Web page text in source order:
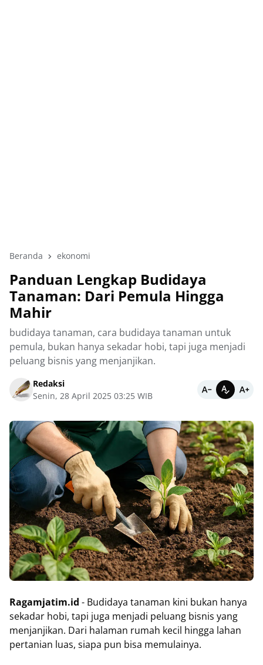
Beranda ekonomi
Panduan Lengkap Budidaya
Tanaman: Dari Pemula Hingga
Mahir
budidaya tanaman, cara budidaya tanaman untuk
pemula, bukan hanya sekadar hobi, tapi juga menjadi
peluang bisnis yang menjanjikan.
Redaksi
Senin, 28 April 2025 03:25 WIB
Ragamjatim.id - Budidaya tanaman kini bukan hanya
sekadar hobi, tapi juga menjadi peluang bisnis yang
menjanjikan. Dari halaman rumah kecil hingga lahan
pertanian luas, siapa pun bisa memulainya.